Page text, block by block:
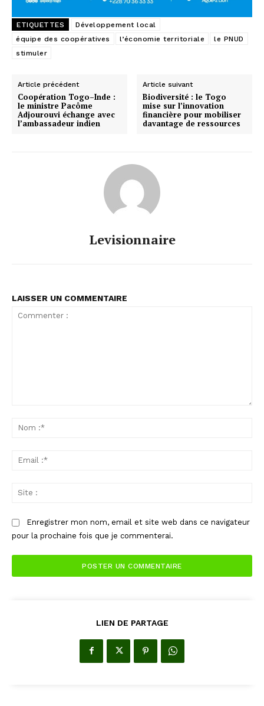
ETIQUETTES
Développement local
équipe des coopératives
l’économie territoriale
le PNUD
stimuler
Article précédent
Coopération Togo–Inde :
le ministre Pacôme
Adjourouvi échange avec
l’ambassadeur indien
Article suivant
Biodiversité : le Togo
mise sur l’innovation
financière pour mobiliser
davantage de ressources
Levisionnaire
LAISSER UN COMMENTAIRE
Enregistrer mon nom, email et site web dans ce navigateur
pour la prochaine fois que je commenterai.
LIEN DE PARTAGE